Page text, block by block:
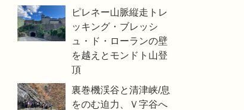
ピレネー山脈縦走トレ
ッキング・ブレッシ
ュ・ド・ローランの壁
を越えとモンドト山登
頂
裏巻機渓谷と清津峡/息
をのむ迫力、Ｖ字谷へ